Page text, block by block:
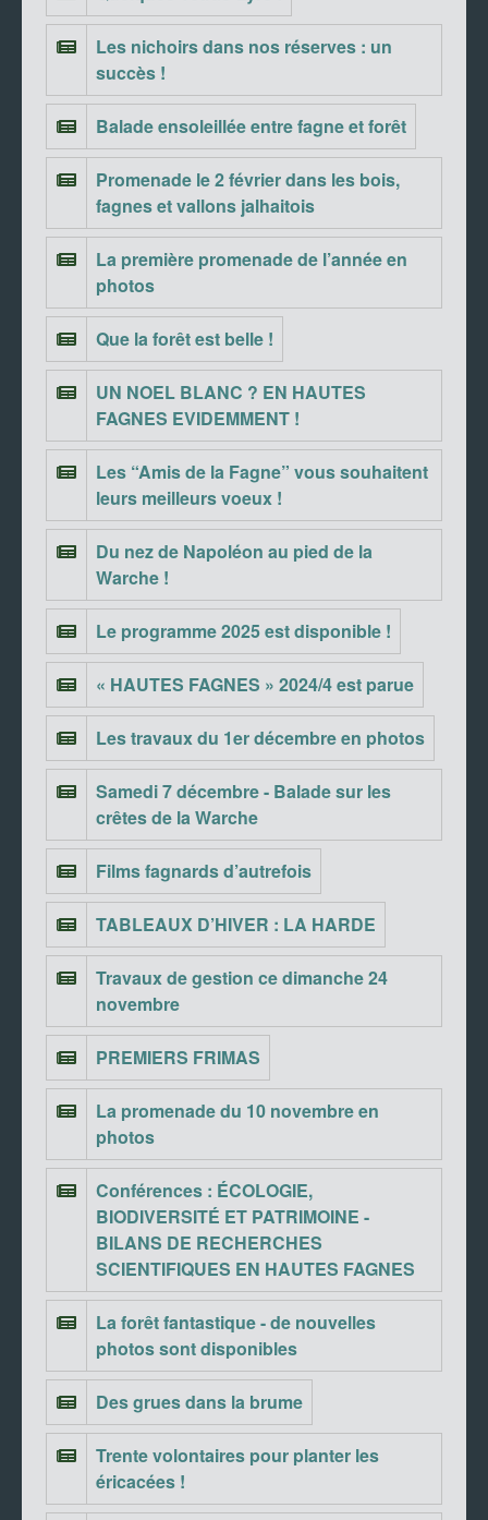
Les nichoirs dans nos réserves : un
succès !
Balade ensoleillée entre fagne et forêt
Promenade le 2 février dans les bois,
fagnes et vallons jalhaitois
La première promenade de l’année en
photos
Que la forêt est belle !
UN NOEL BLANC ? EN HAUTES
FAGNES EVIDEMMENT !
Les “Amis de la Fagne” vous souhaitent
leurs meilleurs voeux !
Du nez de Napoléon au pied de la
Warche !
Le programme 2025 est disponible !
« HAUTES FAGNES » 2024/4 est parue
Les travaux du 1er décembre en photos
Samedi 7 décembre - Balade sur les
crêtes de la Warche
Films fagnards d’autrefois
TABLEAUX D’HIVER : LA HARDE
Travaux de gestion ce dimanche 24
novembre
PREMIERS FRIMAS
La promenade du 10 novembre en
photos
Conférences : ÉCOLOGIE,
BIODIVERSITÉ ET PATRIMOINE -
BILANS DE RECHERCHES
SCIENTIFIQUES EN HAUTES FAGNES
La forêt fantastique - de nouvelles
photos sont disponibles
Des grues dans la brume
Trente volontaires pour planter les
éricacées !